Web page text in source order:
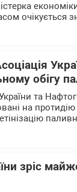
очікується
обігу
та
на
зріс